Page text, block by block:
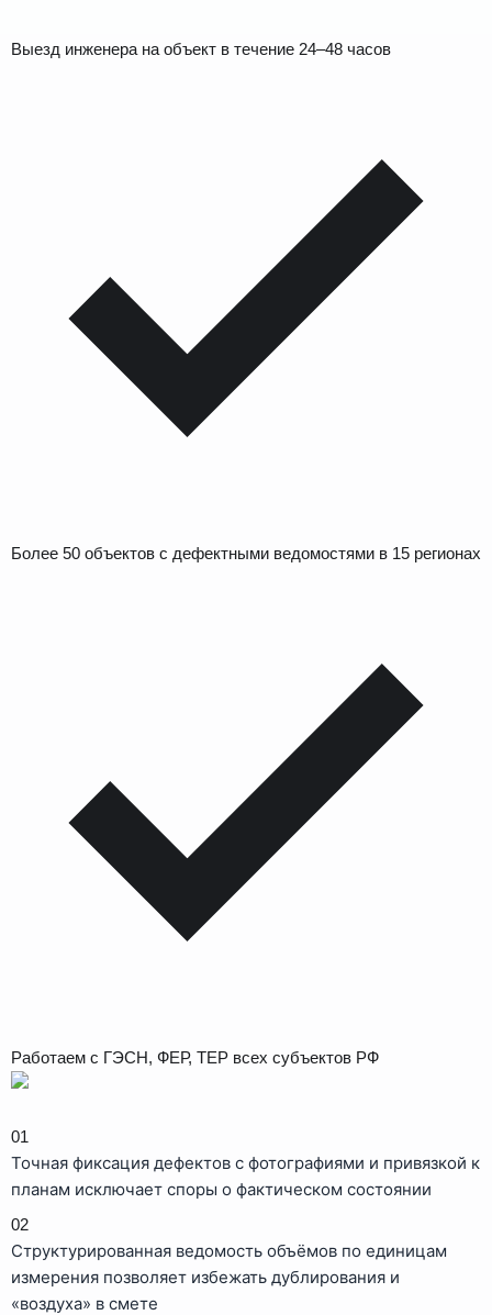
Выезд инженера на объект в течение 24–48 часов
Более 50 объектов с дефектными ведомостями в 15 регионах
Работаем с ГЭСН, ФЕР, ТЕР всех субъектов РФ
01
Точная фиксация дефектов с фотографиями и привязкой к
планам исключает споры о фактическом состоянии
02
Структурированная ведомость объёмов по единицам
измерения позволяет избежать дублирования и
«воздуха» в смете